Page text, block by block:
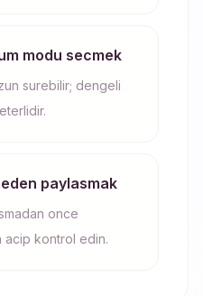
modu secmek
surebilir; dengeli
paylasmak
once
acip kontrol edin.